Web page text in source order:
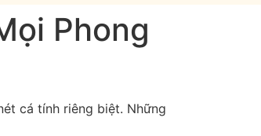
Phong
cá tính riêng biệt. Những